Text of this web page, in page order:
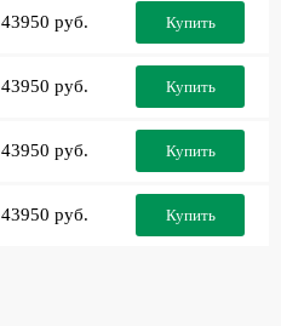
43950 руб. Купить
43950 руб. Купить
43950 руб. Купить
43950 руб. Купить